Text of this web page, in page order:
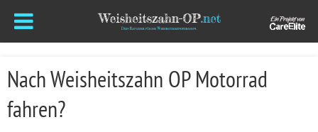
Nach Weisheitszahn OP Motorrad
fahren?